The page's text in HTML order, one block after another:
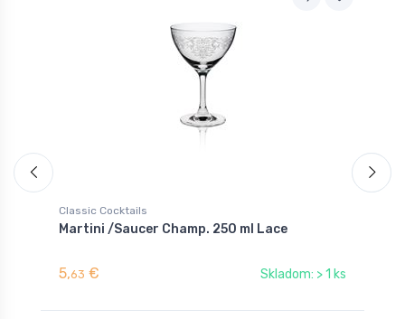
Classic Cocktails
Martini /Saucer Champ. 250 ml Lace
5,63 € Skladom: > 1 ks